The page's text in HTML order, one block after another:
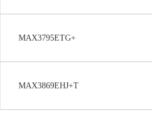
MAX3795ETG+
MAX3869EHJ+T